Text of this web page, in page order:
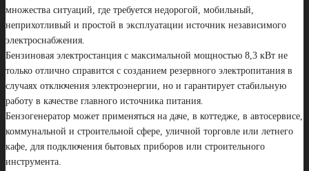
множества ситуаций, где требуется недорогой, мобильный,
неприхотливый и простой в эксплуатации источник независимого
электроснабжения.
Бензиновая электростанция с максимальной мощностью 8,3 кВт не
только отлично справится с созданием резервного электропитания в
случаях отключения электроэнергии, но и гарантирует стабильную
работу в качестве главного источника питания.
Бензогенератор может применяться на даче, в коттедже, в автосервисе,
коммунальной и строительной сфере, уличной торговле или летнего
кафе, для подключения бытовых приборов или строительного
инструмента.